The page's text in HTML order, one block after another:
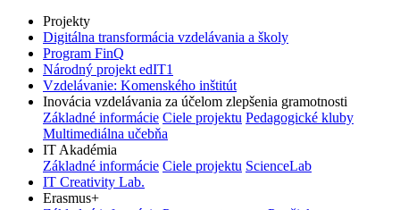
Projekty
Digitálna transformácia vzdelávania a školy
Program FinQ
Národný projekt edIT1
Vzdelávanie: Komenského inštitút
Inovácia vzdelávania za účelom zlepšenia gramotnosti
Základné informácie Ciele projektu Pedagogické kluby
Multimediálna učebňa
IT Akadémia
Základné informácie Ciele projektu ScienceLab
IT Creativity Lab.
Erasmus+